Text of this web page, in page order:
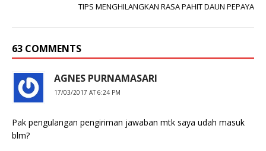
TIPS MENGHILANGKAN RASA PAHIT DAUN PEPAYA
63 COMMENTS
AGNES PURNAMASARI
17/03/2017 AT 6:24 PM
Pak pengulangan pengiriman jawaban mtk saya udah masuk
blm?